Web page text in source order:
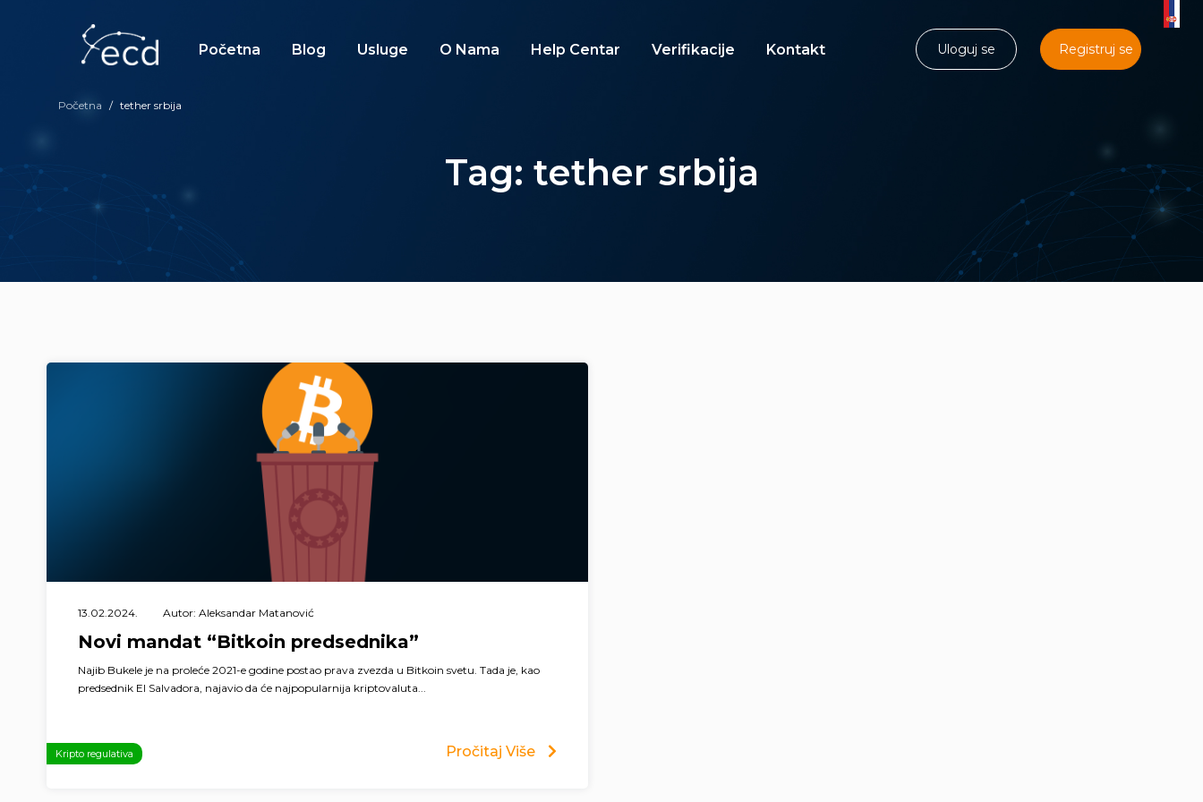
Početna Blog Usluge O Nama Help Centar Verifikacije Kontakt Uloguj se Registruj se
Početna / tether srbija
Tag: tether srbija
13.02.2024. Autor: Aleksandar Matanović
Novi mandat “Bitkoin predsednika”
Najib Bukele je na proleće 2021-e godine postao prava zvezda u Bitkoin svetu. Tada je, kao
predsednik El Salvadora, najavio da će najpopularnija kriptovaluta...
Kripto regulativa Pročitaj Više